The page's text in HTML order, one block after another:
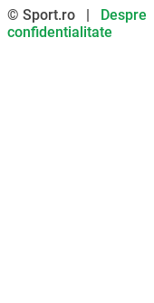
© Sport.ro | Despre
confidentialitate